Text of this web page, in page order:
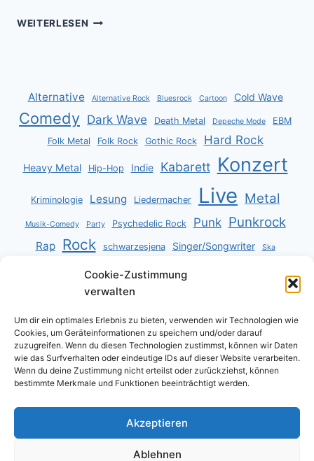
Cookie-Zustimmung
verwalten
Um dir ein optimales Erlebnis zu bieten, verwenden wir Technologien wie
Cookies, um Geräteinformationen zu speichern und/oder darauf
zuzugreifen. Wenn du diesen Technologien zustimmst, können wir Daten
wie das Surfverhalten oder eindeutige IDs auf dieser Website verarbeiten.
Wenn du deine Zustimmung nicht erteilst oder zurückziehst, können
bestimmte Merkmale und Funktionen beeinträchtigt werden.
Akzeptieren
Ablehnen
WEITERLESEN ALEXANDER
&
Alternative Alternative Rock Bluesrock Cartoon Cold Wave
Comedy Dark Wave Death Metal Depeche Mode
EBM
Folk Metal
Folk Rock Gothic Rock Hard Rock
Heavy Metal Hip-Hop Indie Kabarett Konzert
Kriminologie Lesung Liedermacher Live Metal
Musik-Comedy Party Psychedelic Rock Punk Punkrock
Rap Rock schwarzesjena Singer/Songwriter Ska
Top40